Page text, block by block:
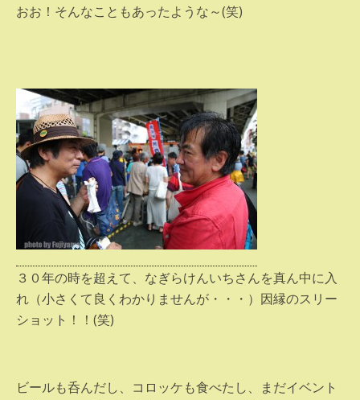
おお！そんなこともあったような～(笑)
３０年の時を超えて、なぎらけんいちさんを真ん中に入
れ（小さくて良くわかりませんが・・・）因縁のスリー
ショット！！(笑)
ビールも呑んだし、コロッケも食べたし、まだイベント